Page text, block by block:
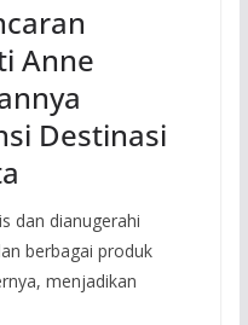
Anne
Destinasi
dan dianugerahi
berbagai produk
menjadikan